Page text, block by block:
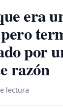
era
por
razón
lectura